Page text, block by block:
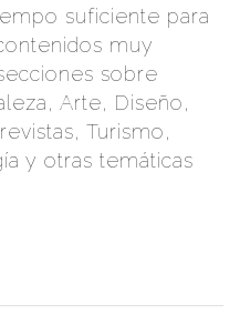
suficiente para
muy
sobre
Arte, Diseño,
Turismo,
y otras temáticas